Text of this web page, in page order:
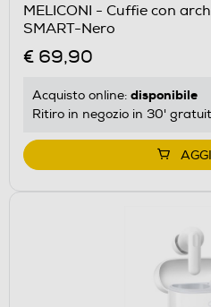
MELICONI - Cuffie con
SMART-Nero
€ 69,90
Acquisto online: disponibile
Ritiro in negozio in 30'